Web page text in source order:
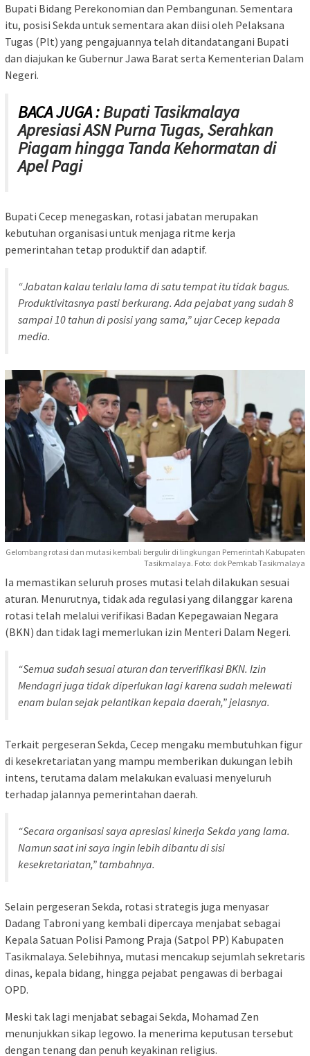
Bupati Bidang Perekonomian dan Pembangunan. Sementara
itu, posisi Sekda untuk sementara akan diisi oleh Pelaksana
Tugas (Plt) yang pengajuannya telah ditandatangani Bupati
dan diajukan ke Gubernur Jawa Barat serta Kementerian Dalam
Negeri.
BACA JUGA :Bupati Tasikmalaya
Apresiasi ASN Purna Tugas, Serahkan
Piagam hingga Tanda Kehormatan di
Apel Pagi
Bupati Cecep menegaskan, rotasi jabatan merupakan
kebutuhan organisasi untuk menjaga ritme kerja
pemerintahan tetap produktif dan adaptif.
“Jabatan kalau terlalu lama di satu tempat itu tidak bagus.
Produktivitasnya pasti berkurang. Ada pejabat yang sudah 8
sampai 10 tahun di posisi yang sama,” ujar Cecep kepada
media.
Gelombang rotasi dan mutasi kembali bergulir di lingkungan Pemerintah Kabupaten
Tasikmalaya. Foto: dok Pemkab Tasikmalaya
Ia memastikan seluruh proses mutasi telah dilakukan sesuai
aturan. Menurutnya, tidak ada regulasi yang dilanggar karena
rotasi telah melalui verifikasi Badan Kepegawaian Negara
(BKN) dan tidak lagi memerlukan izin Menteri Dalam Negeri.
“Semua sudah sesuai aturan dan terverifikasi BKN. Izin
Mendagri juga tidak diperlukan lagi karena sudah melewati
enam bulan sejak pelantikan kepala daerah,” jelasnya.
Terkait pergeseran Sekda, Cecep mengaku membutuhkan figur
di kesekretariatan yang mampu memberikan dukungan lebih
intens, terutama dalam melakukan evaluasi menyeluruh
terhadap jalannya pemerintahan daerah.
“Secara organisasi saya apresiasi kinerja Sekda yang lama.
Namun saat ini saya ingin lebih dibantu di sisi
kesekretariatan,” tambahnya.
Selain pergeseran Sekda, rotasi strategis juga menyasar
Dadang Tabroni yang kembali dipercaya menjabat sebagai
Kepala Satuan Polisi Pamong Praja (Satpol PP) Kabupaten
Tasikmalaya. Selebihnya, mutasi mencakup sejumlah sekretaris
dinas, kepala bidang, hingga pejabat pengawas di berbagai
OPD.
Meski tak lagi menjabat sebagai Sekda, Mohamad Zen
menunjukkan sikap legowo. Ia menerima keputusan tersebut
dengan tenang dan penuh keyakinan religius.